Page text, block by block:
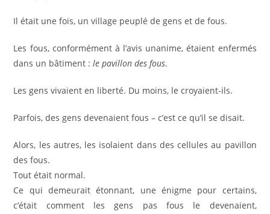
Il était une fois, un village peuplé de gens et de fous.
Les fous, conformément à l’avis unanime, étaient enfermés
dans un bâtiment :le pavillon des fous.
Les gens vivaient en liberté. Du moins, le croyaient-ils.
Parfois, des gens devenaient fous – c’est ce qu’il se disait.
Alors, les autres, les isolaient dans des cellules au pavillon
des fous.
Tout était normal.
Ce qui demeurait étonnant, une énigme pour certains,
c’était comment les gens pas fous le devenaient,